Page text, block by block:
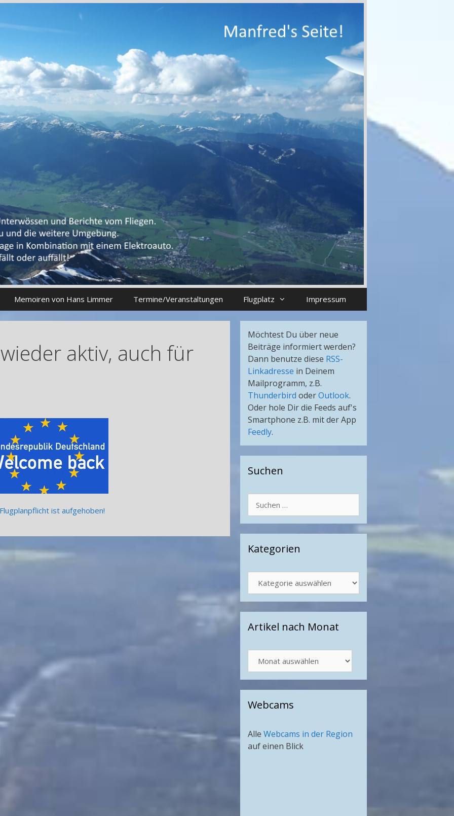
Memoiren von Hans Limmer Termine/Veranstaltungen Flugplatz Impressum
aktiv, auch für
ist aufgehoben!
Möchtest Du über neue
Beiträge informiert werden?
Dann benutze diese RSS-
Linkadresse in Deinem
Mailprogramm, z.B.
Thunderbird oderOutlook.
Oder hole Dir die Feeds auf's
Smartphone z.B. mit der App
Feedly.
Suchen
nach:
Kategorien
Artikel nach Monat
nach
Monat
Webcams
Alle Webcams in der Region
auf einen Blick